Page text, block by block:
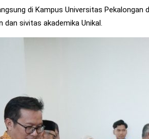
di Kampus Universitas Pekalongan
dan sivitas akademika Unikal.